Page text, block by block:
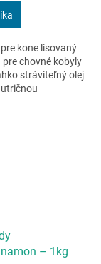
kone lisovaný
chovné kobyly
stráviteľný olej
esenciálne
– 1kg